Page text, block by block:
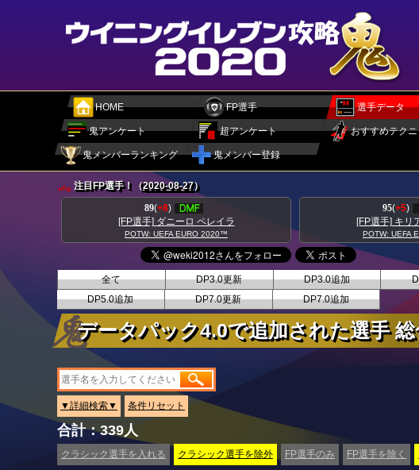
HOME FP選手 選手データ
鬼アンケート 超アンケート おすすめテク
鬼メンバーランキング 鬼メンバー登録
注目FP選手！（2020-08-27）
89(+8)
[FP選手] ダニーロ ペレイラ
POTW: UEFA EURO 2020™
95(+5)
[FP選手] キリ
POTW: UEFA
全て DP3.0更新 DP3.0追加
DP5.0追加
DP7.0更新 DP7.0追加
データパック4.0で追加された選手 総
▼詳細検索▼ 条件リセット
合計：339人
クラシック選手を入れる クラシック選手を除外 FP選手のみ FP選手を除く